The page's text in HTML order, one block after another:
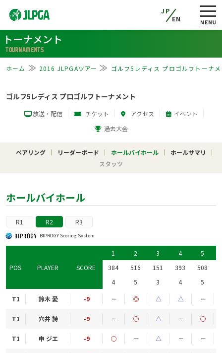
JP
EN
トーナメント
TOURNAMENTS
ホーム 2016 JLPGAツアー ゴルフ5レディス プロゴルフトーナ
ゴルフ5レディス プロゴルフトーナメント
放送・配信 チケット アクセス
イベント
過去大会
ペアリング リーダーボード ホールバイホール
ホールサマリ
スタッツ
ホールバイホール
R1 R2 R3
BIPROGY Scoring System
POS PLAYER SCORE
1 2 3 4
5
384
516 151 393 508
4
5 3 4
5
T1
鈴木 愛 -9 － ◎ △ △ －
T1 穴井 詩 -9 － ○ △ － ○
T1 申 ジエ -9 ○ － △ － －